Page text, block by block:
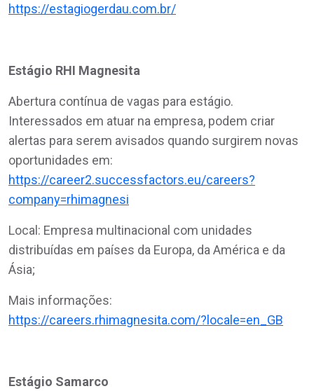
https://estagiogerdau.com.br/
Estágio RHI Magnesita
Abertura contínua de vagas para estágio.
Interessados em atuar na empresa, podem criar
alertas para serem avisados quando surgirem novas
oportunidades em:
https://career2.successfactors.eu/careers?
company=rhimagnesi
Local: Empresa multinacional com unidades
distribuídas em países da Europa, da América e da
Ásia;
Mais informações:
https://careers.rhimagnesita.com/?locale=en_GB
Estágio Samarco